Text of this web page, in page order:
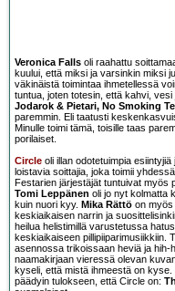
Veronica Falls oli raahattu
kuului, että miksi ja varsinkin miksi
väkinäistä toimintaa ihmetellessä
tuntua, joten totesin, että kahvi, vesi
Jodarok & Pietari, No Smoking
paremmin. Eli taatusti
Minulle toimi tämä, toisille taas
porilaiset.
Circle oli illan odotetuimpia
loistavia soittajia, joka toimii
Festarien järjestäjät tuntuivat myös
Tomi Leppänen oli jo nyt kolmatta
kuin nuori kyy. Mika Rättö on myös
keskiaikaisen narrin ja
heilua helistimillä varustetussa
keskiaikaiseen pillipiiparimusiikkiin.
asennossa trikoissaan heviä ja hih-
naamakirjaan vieressä olevan
kyseli, että mistä ihmeestä on
päädyin tulokseen, että Circle on: